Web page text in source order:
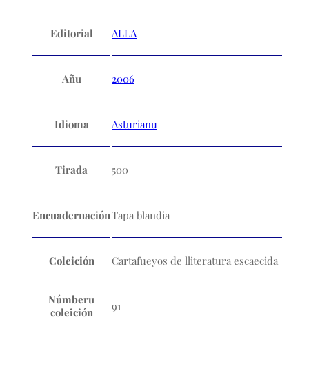
Editorial ALLA
Añu 2006
Idioma Asturianu
Tirada 500
EncuadernaciónTapa blandia
Coleición Cartafueyos de lliteratura escaecida
Númberu
coleición
91